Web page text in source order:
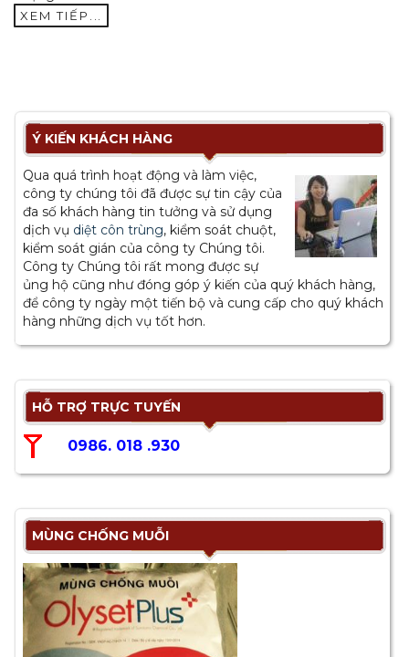
XEM TIẾP...
Ý KIẾN KHÁCH HÀNG
Qua quá trình hoạt động và làm việc,
công ty chúng tôi đã được sự tin cậy của
đa số khách hàng tin tưởng và sử dụng
dịch vụ diệt côn trùng, kiểm soát chuột,
kiểm soát gián của công ty Chúng tôi.
Công ty Chúng tôi rất mong được sự
ủng hộ cũng như đóng góp ý kiến của quý khách hàng,
để công ty ngày một tiến bộ và cung cấp cho quý khách
hàng những dịch vụ tốt hơn.
HỖ TRỢ TRỰC TUYẾN
0986. 018 .930
MÙNG CHỐNG MUỖI